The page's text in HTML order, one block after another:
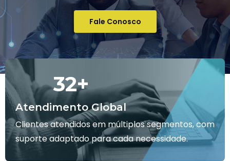
Fale Conosco
Atendimento Global
32+
Clientes atendidos em múltiplos segmentos, com
suporte adaptado para cada necessidade.